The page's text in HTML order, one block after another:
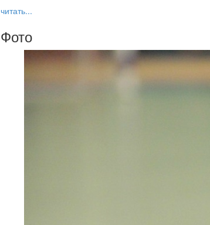
читать...
Фото